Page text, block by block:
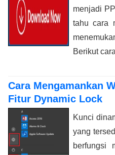
menjadi
tahu cara
Berikut
Cara Mengamankan
Fitur Dynamic Lock
Kunci
yang
berfungsi